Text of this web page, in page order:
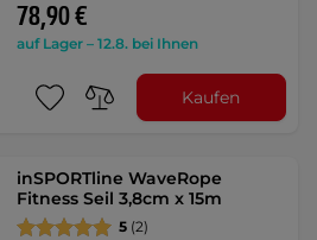
78,90 €
auf Lager – 12.8. bei Ihnen
Kaufen
inSPORTline WaveRope
Fitness Seil 3,8cm x 15m
5 (2)